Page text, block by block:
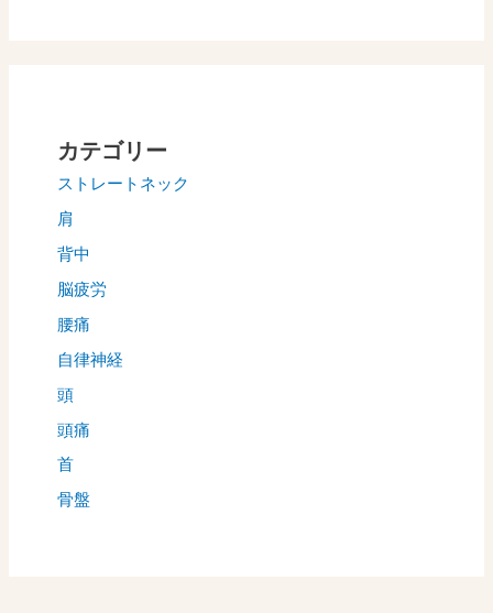
カテゴリー
ストレートネック
肩
背中
脳疲労
腰痛
自律神経
頭
頭痛
首
骨盤